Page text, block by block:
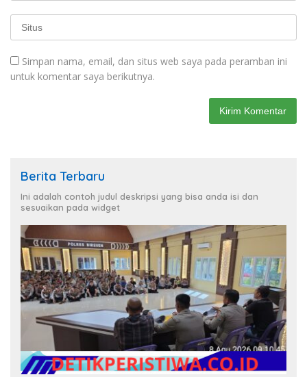
Simpan nama, email, dan situs web saya pada peramban ini
untuk komentar saya berikutnya.
Berita Terbaru
Ini adalah contoh judul deskripsi yang bisa anda isi dan
sesuaikan pada widget